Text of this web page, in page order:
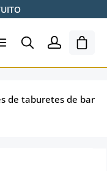
El
de taburetes de bar